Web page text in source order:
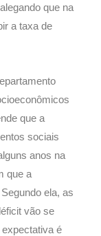
que na
a taxa de
que a
sociais
anos na
que a
ela, as
vão se
é